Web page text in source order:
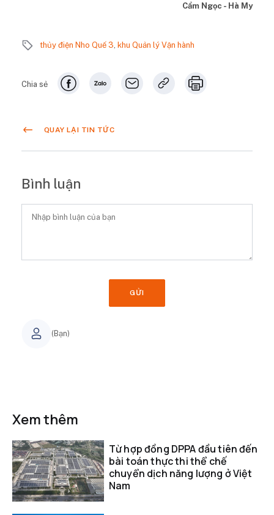
Cẩm Ngọc - Hà My
thủy điện Nho Quế 3, khu Quản lý Vận hành
Chia sẻ
QUAY LẠI TIN TỨC
Bình luận
(Bạn)
GỬI
Xem thêm
Từ hợp đồng DPPA đầu tiên đến
bài toán thực thi thể chế
chuyển dịch năng lượng ở Việt
Nam